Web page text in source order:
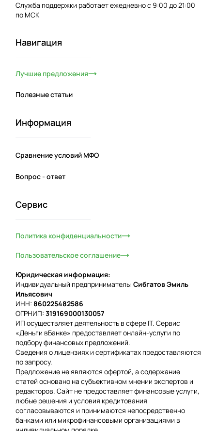
Служба поддержки работает ежедневно с 9:00 до 21:00
по МСК
Навигация
Лучшие предложения
Полезные статьи
Информация
Сравнение условий МФО
Вопрос - ответ
Сервис
Политика конфиденциальности
Пользовательское соглашение
Юридическая информация:
Индивидуальный предприниматель: Сибгатов Эмиль
Ильясович
ИНН: 860225482586
ОГРНИП: 319169000130057
ИП осуществляет деятельность в сфере IT. Сервис
«Деньги вБанке» предоставляет онлайн-услуги по
подбору финансовых предложений.
Сведения о лицензиях и сертификатах предоставляются
по запросу.
Предложение не являются офертой, а содержание
статей основано на субъективном мнении экспертов и
редакторов. Сайт не предоставляет финансовые услуги,
любые решения и условия кредитования
согласовываются и принимаются непосредственно
банками или микрофинансовыми организациями в